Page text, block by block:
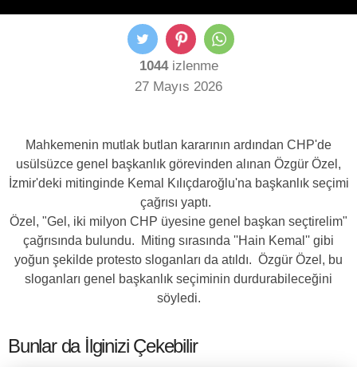
1044izlenme
27 Mayıs 2026
Mahkemenin mutlak butlan kararının ardından CHP'de
usülsüzce genel başkanlık görevinden alınan Özgür Özel,
İzmir'deki mitinginde Kemal Kılıçdaroğlu'na başkanlık seçimi
çağrısı yaptı.
Özel, "Gel, iki milyon CHP üyesine genel başkan seçtirelim"
çağrısında bulundu. Miting sırasında ''Hain Kemal'' gibi
yoğun şekilde protesto sloganları da atıldı. Özgür Özel, bu
sloganları genel başkanlık seçiminin durdurabileceğini
söyledi.
Bunlar da İlginizi Çekebilir